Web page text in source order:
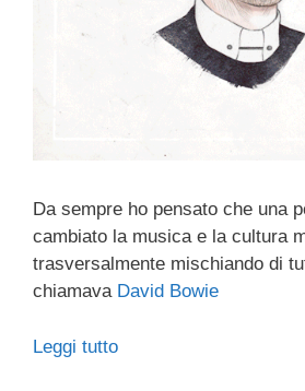
Da sempre ho pensato che una
cambiato la musica e la cultura
trasversalmente mischiando di
chiamava David Bowie
Leggi tutto